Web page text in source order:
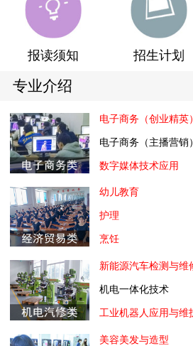
报读须知 招生计划
专业介绍
电子商务（创业精英）
电子商务（主播营销）
数字媒体技术应用
幼儿教育
护理
烹饪
新能源汽车检测与维
机电一体化技术
工业机器人应用与维
美容美发与造型